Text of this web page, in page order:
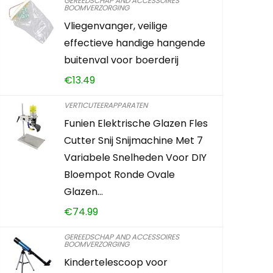
BOOMVERZORGING
Vliegenvanger, veilige
effectieve handige hangende
buitenval voor boerderij
€13.49
VERTICUTEERAPPARATEN
Funien Elektrische Glazen Fles
Cutter Snij Snijmachine Met 7
Variabele Snelheden Voor DIY
Bloempot Ronde Ovale
Glazen…
€74.99
GEREEDSCHAP AND ACCESSOIRES
BOOMVERZORGING
Kindertelescoop voor